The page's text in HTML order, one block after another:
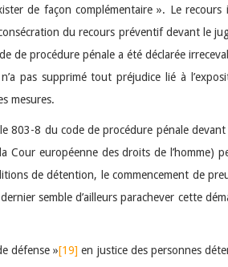
de façon complémentaire ». Le recours
du recours préventif devant le
de procédure pénale a été déclarée
pas supprimé tout préjudice lié à
mesures.
803-8 du code de procédure pénale
européenne des droits de l’homme)
de détention, le commencement de
semble d’ailleurs parachever cette
défense »[19] en justice des personnes